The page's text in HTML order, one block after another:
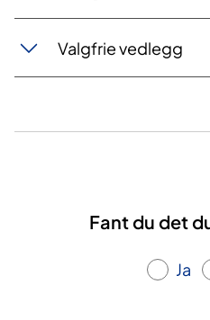
Valgfrie vedlegg
Fant du det
Ja